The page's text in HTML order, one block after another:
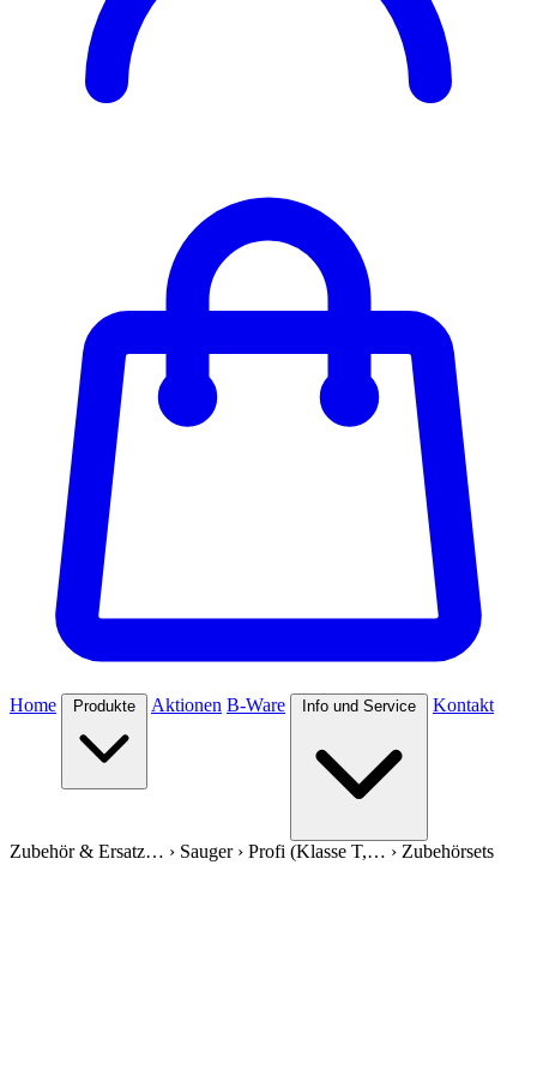
Home Produkte Aktionen B-Ware Info und Service Kontakt
Zubehör & Ersatz… › Sauger› Profi (Klasse T,… › Zubehörsets